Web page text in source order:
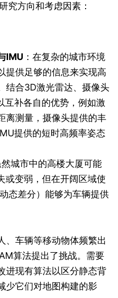
究方向和考虑因素：
IMU ：在复杂的城市环境
提供足够的信息来实现高
结合3D激光雷达、摄像头
互补各自的优势，例如激
离测量，摄像头提供的丰
提供的短时高频率姿态
然城市中的高楼大厦可能
或变弱，但在开阔区域使
态差分）能够为车辆提供
、车辆等移动物体频繁出
算法提出了挑战。需要
进现有算法以区分静态背
少它们对地图构建的影